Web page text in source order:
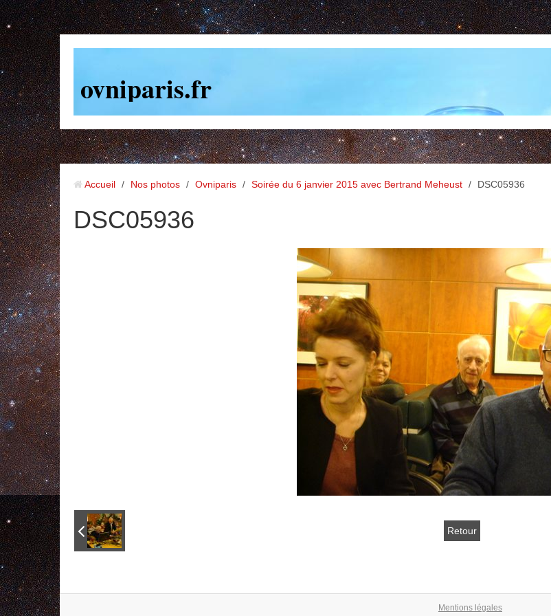
ovniparis.fr
Accueil / Nos photos / Ovniparis / Soirée du 6 janvier 2015 avec Bertrand Meheust / DSC05936
DSC05936
Retour
Mentions légales